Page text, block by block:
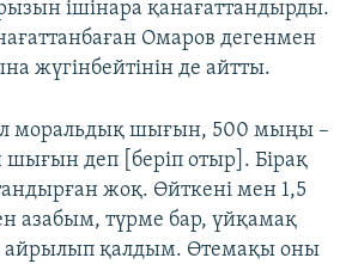
ішінара қанағаттандырды.
Омаров дегенмен
жүгінбейтінін де айтты.
моральдық шығын, 500 мыңы –
шығын деп [беріп отыр]. Бірақ
жоқ. Өйткені мен 1,5
азабым, түрме бар, үйқамақ
айрылып қалдым. Өтемақы оны